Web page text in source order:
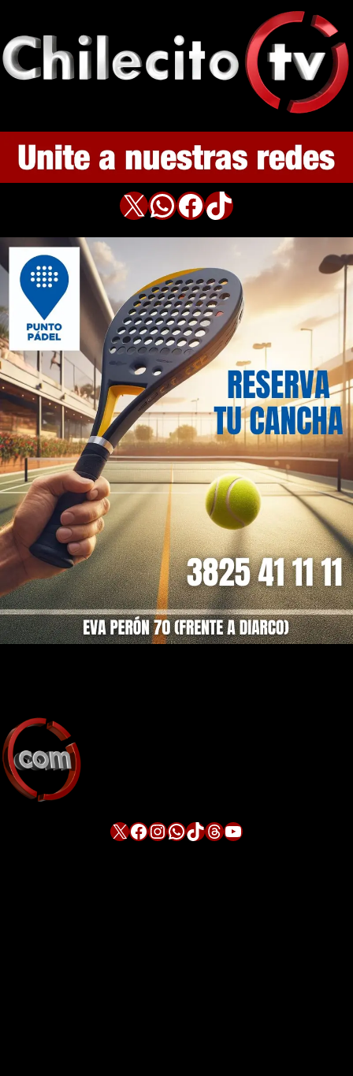
X WhatsApp Facebook TikTok
X Facebook InstagramWhatsApp TikTok Threads YouTube